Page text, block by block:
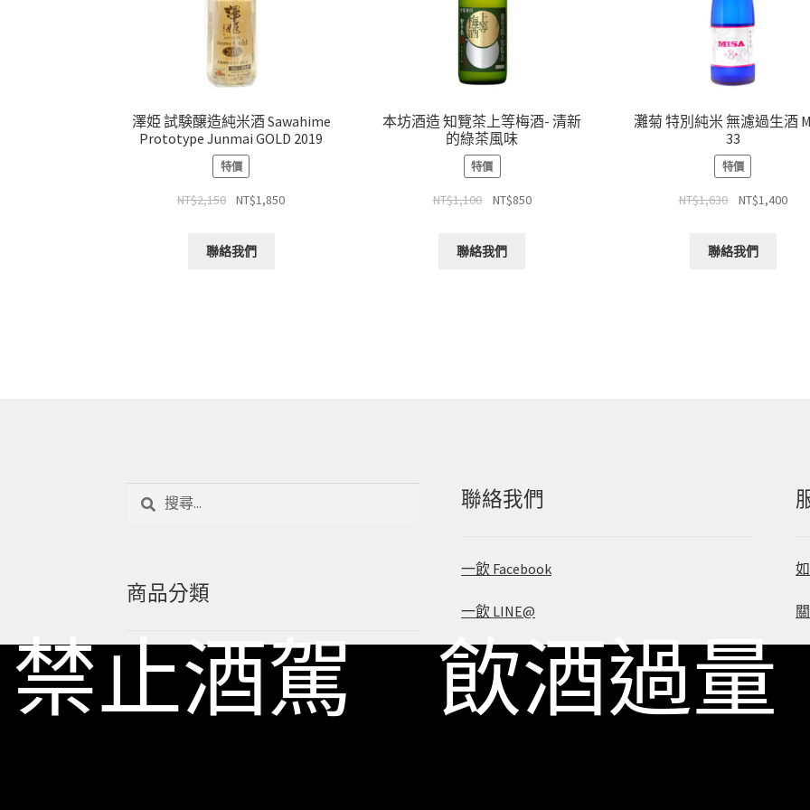
澤姫 試験醸造純米酒 Sawahime
Prototype Junmai GOLD 2019
特價
NT$2,150 NT$1,850
聯絡我們
本坊酒造 知覽茶上等梅酒- 清新
的綠茶風味
特價
NT$1,100 NT$850
聯絡我們
灘菊 特別純米 無濾過生酒
33
特價
NT$1,630 NT$1,400
聯絡我們
字:
商品分類
國盛水果酒
聯絡我們
一飲 Facebook
一飲 LINE@
禁止酒駕 飲酒過量